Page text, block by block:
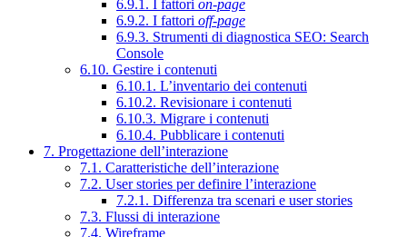
6.9.1. I fattori on-page
6.9.2. I fattori off-page
6.9.3. Strumenti di diagnostica SEO: Search
Console
6.10. Gestire i contenuti
6.10.1. L’inventario dei contenuti
6.10.2. Revisionare i contenuti
6.10.3. Migrare i contenuti
6.10.4. Pubblicare i contenuti
7. Progettazione dell’interazione
7.1. Caratteristiche dell’interazione
7.2. User stories per definire l’interazione
7.2.1. Differenza tra scenari e user stories
7.3. Flussi di interazione
7.4. Wireframe